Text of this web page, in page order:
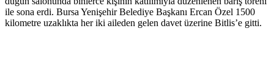
ile sona erdi. Bursa Yenişehir Belediye Başkanı Ercan Özel 1500
kilometre uzaklıkta her iki aileden gelen davet üzerine Bitlis’e gitti.